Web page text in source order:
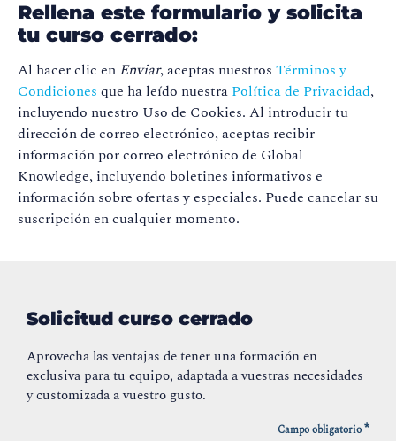
Rellena este formulario y solicita
tu curso cerrado:
Al hacer clic en Enviar, aceptas nuestros Términos y
Condiciones que ha leído nuestra Política de Privacidad,
incluyendo nuestro Uso de Cookies. Al introducir tu
dirección de correo electrónico, aceptas recibir
información por correo electrónico de Global
Knowledge, incluyendo boletines informativos e
información sobre ofertas y especiales. Puede cancelar su
suscripción en cualquier momento.
Solicitud curso cerrado
Aprovecha las ventajas de tener una formación en
exclusiva para tu equipo, adaptada a vuestras necesidades
y customizada a vuestro gusto.
Campo obligatorio*